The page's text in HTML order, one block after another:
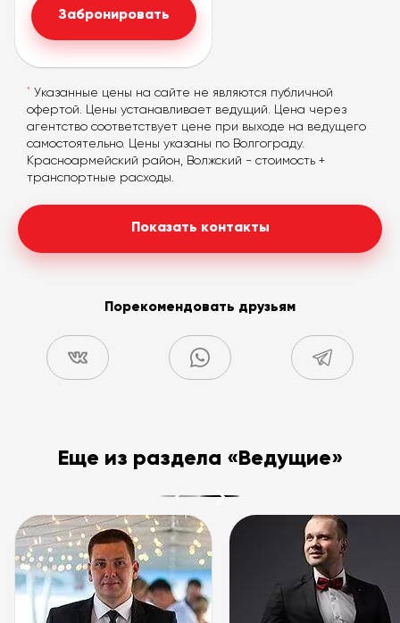
Забронировать
*
Указанные цены на сайте не являются публичной
офертой. Цены устанавливает ведущий. Цена через
агентство соответствует цене при выходе на ведущего
самостоятельно. Цены указаны по Волгограду.
Красноармейский район, Волжский - стоимость +
транспортные расходы.
Показать контакты
Порекомендовать друзьям
Еще из раздела «Ведущие»
Телефонный номер
согласие на обработку своих
персональных данных